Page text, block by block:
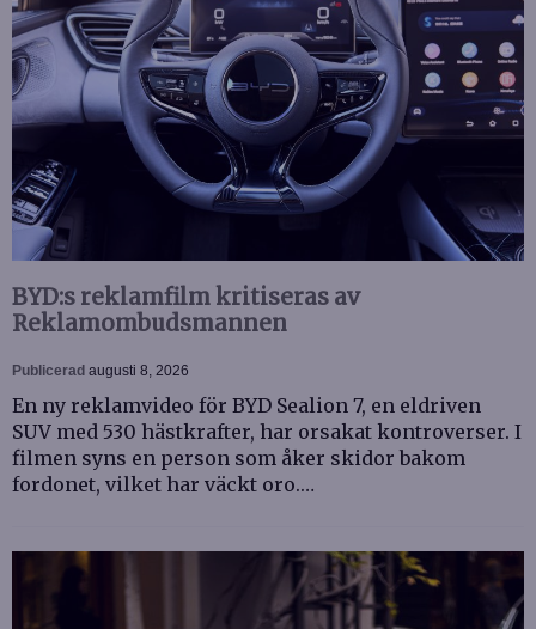
BYD:s reklamfilm kritiseras av
Reklamombudsmannen
Publicerad augusti 8, 2026
En ny reklamvideo för BYD Sealion 7, en eldriven
SUV med 530 hästkrafter, har orsakat kontroverser. I
filmen syns en person som åker skidor bakom
fordonet, vilket har väckt oro.…